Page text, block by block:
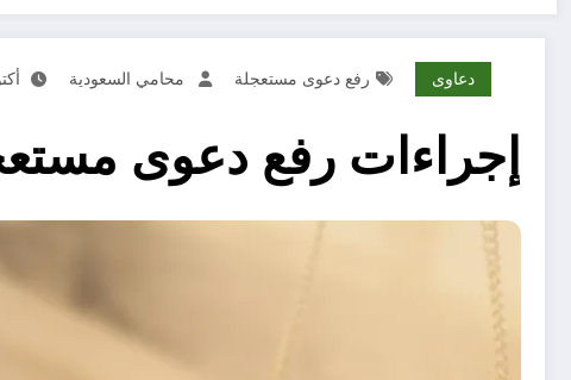
دعاوى رفع دعوى مستعجلة محامي السعودية
إجراءات رفع دعوى